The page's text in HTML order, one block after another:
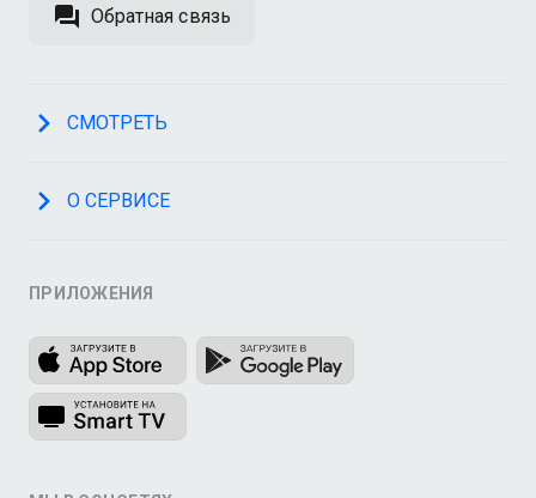
Обратная связь
СМОТРЕТЬ
О СЕРВИСЕ
ПРИЛОЖЕНИЯ